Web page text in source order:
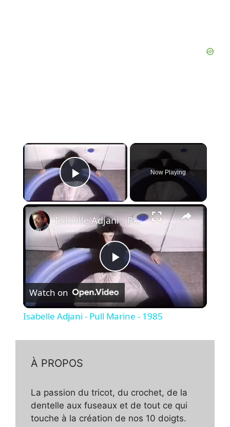
×
Play Video
Now Playing
×
P
l
V
Isabelle Adjani - Pull Marine - 1985
Watch on
Isabelle Adjani - Pull Marine - 1985
À PROPOS
La passion du tricot, du crochet, de la
dentelle aux fuseaux et de tout ce qui
touche à la création de nos 10 doigts.